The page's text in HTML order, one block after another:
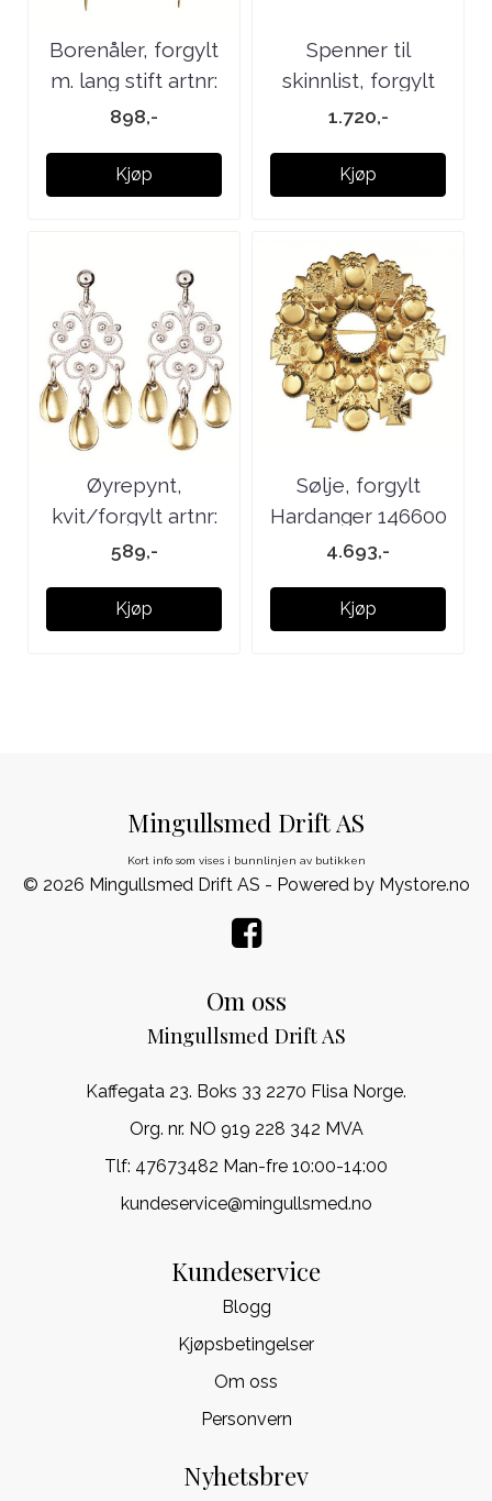
Borenåler, forgylt
m. lang stift artnr:
050613
898,-
Kjøp
Spenner til
skinnlist, forgylt
artnr: 013691
1.720,-
Kjøp
Øyrepynt,
kvit/forgylt artnr:
721511
589,-
Kjøp
Sølje, forgylt
Hardanger 146600
4.693,-
Kjøp
Mingullsmed Drift AS
Kort info som vises i bunnlinjen av butikken
© 2026 Mingullsmed Drift AS - Powered by Mystore.no
Om oss
Mingullsmed Drift AS
Kaffegata 23. Boks 33 2270 Flisa Norge.
Org. nr. NO 919 228 342 MVA
Tlf: 47673482 Man-fre 10:00-14:00
kundeservice@mingullsmed.no
Kundeservice
Blogg
Kjøpsbetingelser
Om oss
Personvern
Nyhetsbrev